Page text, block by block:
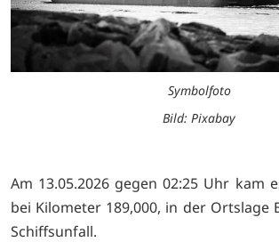
Symbolfoto
Bild: Pixabay
Am 13.05.2026 gegen 02:25 Uhr kam
bei Kilometer 189,000, in der Ortslage
Schiffsunfall.